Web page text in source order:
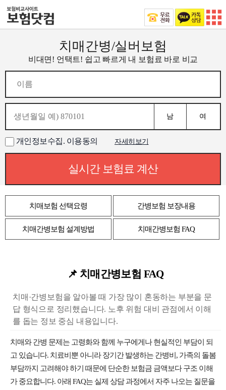
치매간병/실버보험
비대면! 언택트! 쉽고 빠르게 내 보험료 바로 비교
남 여
개인정보수집. 이용동의 자세히보기
실시간 보험료 계산
치매보험 선택요령 간병보험 보장내용
치매간병보험 설계방법 치매간병보험 FAQ
📌 치매간병보험 FAQ
치매·간병보험을 알아볼 때 가장 많이 혼동하는 부분을 문
답 형식으로 정리했습니다. 노후 위험 대비 관점에서 이해
를 돕는 정보 중심 내용입니다.
치매와 간병 문제는 고령화와 함께 누구에게나 현실적인 부담이 되
고 있습니다. 치료비뿐 아니라 장기간 발생하는 간병비, 가족의 돌봄
부담까지 고려해야 하기 때문에 단순한 보험금 금액보다 구조 이해
가 중요합니다. 아래 FAQ는 실제 상담 과정에서 자주 나오는 질문을